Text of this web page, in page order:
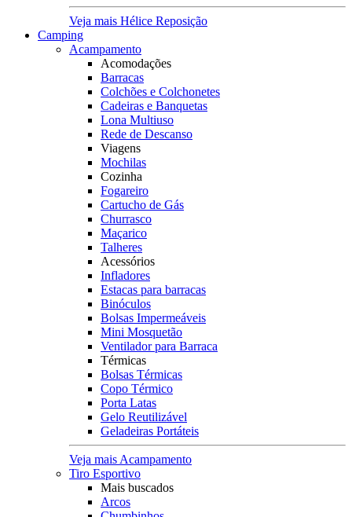
Veja mais Hélice Reposição
Camping
Acampamento
Acomodações
Barracas
Colchões e Colchonetes
Cadeiras e Banquetas
Lona Multiuso
Rede de Descanso
Viagens
Mochilas
Cozinha
Fogareiro
Cartucho de Gás
Churrasco
Maçarico
Talheres
Acessórios
Infladores
Estacas para barracas
Binóculos
Bolsas Impermeáveis
Mini Mosquetão
Ventilador para Barraca
Térmicas
Bolsas Térmicas
Copo Térmico
Porta Latas
Gelo Reutilizável
Geladeiras Portáteis
Veja mais Acampamento
Tiro Esportivo
Mais buscados
Arcos